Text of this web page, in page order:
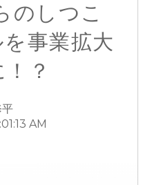
のしつこ
事業拡大
？
AM